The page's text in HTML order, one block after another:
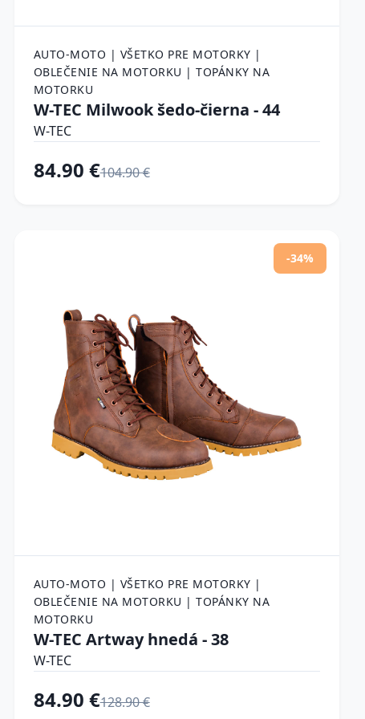
AUTO-MOTO | VŠETKO PRE MOTORKY |
OBLEČENIE NA MOTORKU | TOPÁNKY NA
MOTORKU
W-TEC Milwook šedo-čierna - 44
W-TEC
84.90 €104.90 €
-34%
AUTO-MOTO | VŠETKO PRE MOTORKY |
OBLEČENIE NA MOTORKU | TOPÁNKY NA
MOTORKU
W-TEC Artway hnedá - 38
W-TEC
84.90 €128.90 €